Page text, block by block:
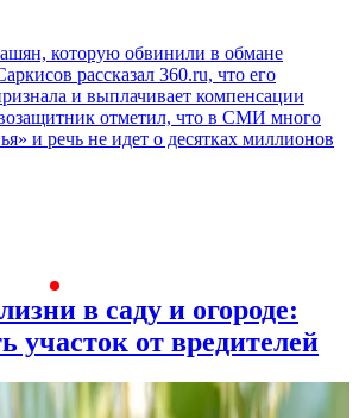
которую обвинили в обмане
рассказал 360.ru, что его
и выплачивает компенсации
отметил, что в СМИ много
и речь не идет о десятках миллионов
в саду и огороде:
участок от вредителей